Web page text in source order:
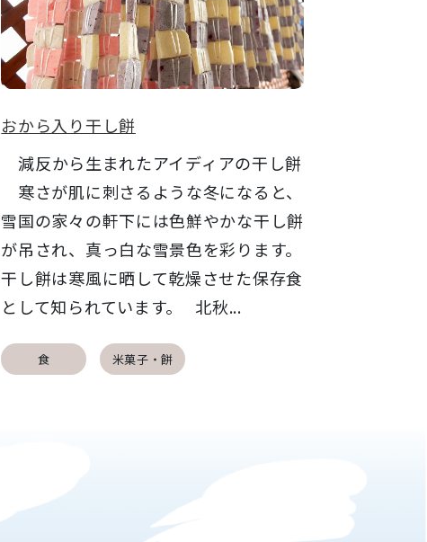
おから入り干し餅
減反から生まれたアイディアの干し餅
寒さが肌に刺さるような冬になると、
雪国の家々の軒下には色鮮やかな干し餅
が吊され、真っ白な雪景色を彩ります。
干し餅は寒風に晒して乾燥させた保存食
として知られています。 北秋...
食 米菓子・餅